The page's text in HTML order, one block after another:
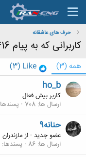
حرف های عاشقانه
کاربرانی که به پیام 1416# واکنش نشان داده اند
همه (3)
Like
(3)
ho_b
کاربر بیش فعال
ارسال ها 708 پسندها
حنانه9
عضو جدید · از مازندران
ارسال ها 86 پسندها